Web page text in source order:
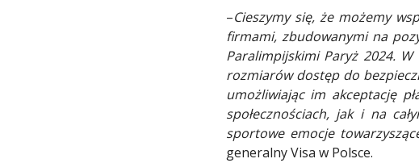
–Cieszymy się, że możemy
firmami, zbudowanymi na
Paralimpijskimi Paryż 2024.
rozmiarów dostęp do
umożliwiając im akceptację
społecznościach, jak i na
sportowe emocje
generalny Visa w Polsce.